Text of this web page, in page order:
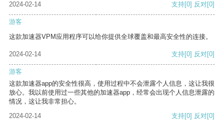
2024-02-14
支持[0] 反对[0]
游客
这款加速器VPM应用程序可以给你提供全球覆盖和最高安全性的连接。
2024-02-14 支持[0] 反对[0]
游客
这款加速器app的安全性很高，使用过程中不会泄露个人信息，这让我很
放心。我以前使用过一些其他的加速器app，经常会出现个人信息泄露的
情况，这让我非常担心。
2024-02-14
支持[0] 反对[0]